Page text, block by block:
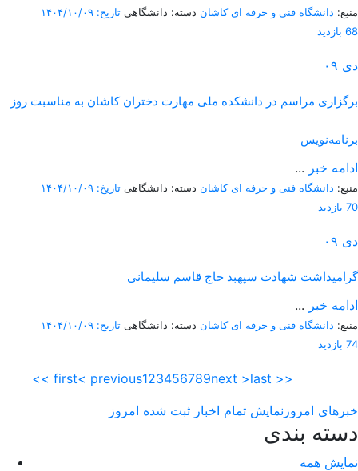
منبع: دانشگاه فنی و حرفه ای کاشان دسته: دانشگاهی تاریخ: ۱۴۰۴/۱۰/۰۹
68 بازدید
۰۹ دی
برگزاری مراسم در دانشکده ملی مهارت دختران کاشان به مناسبت روز
برنامه‌نویس
... ادامه خبر
منبع: دانشگاه فنی و حرفه ای کاشان دسته: دانشگاهی تاریخ: ۱۴۰۴/۱۰/۰۹
70 بازدید
۰۹ دی
گرامیداشت شهادت سپهبد حاج قاسم سلیمانی
... ادامه خبر
منبع: دانشگاه فنی و حرفه ای کاشان دسته: دانشگاهی تاریخ: ۱۴۰۴/۱۰/۰۹
74 بازدید
<< first< previous123456789next >last >>
خبرهای امروز نمایش تمام اخبار ثبت شده امروز
دسته بندی
نمایش همه